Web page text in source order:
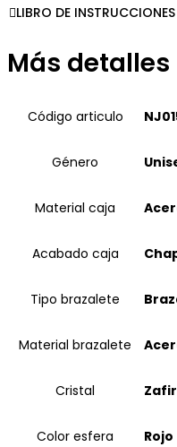
LIBRO DE INSTRUCCIONES
Más detalles
Código articulo
Género
Material caja
Acabado caja
Tipo brazalete
Material brazalete
Cristal
Color esfera Rojo